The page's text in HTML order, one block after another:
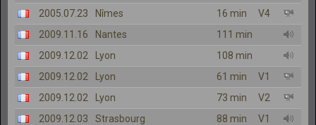
2005.07.23
Nîmes 16 min
V4
2009.11.16
Nantes
111 min
2009.12.02
Lyon
108 min
2009.12.02
Lyon 61 min
V1
2009.12.02
Lyon 73 min
V2
2009.12.03
Strasbourg 88 min
V1